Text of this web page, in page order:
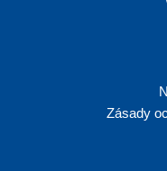
Zásady